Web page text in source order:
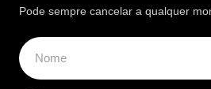
Pablu e Davilla animam Dia
em Tavira
Pode sempre cancelar a qualquer